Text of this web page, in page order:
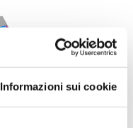
Informazioni sui cookie